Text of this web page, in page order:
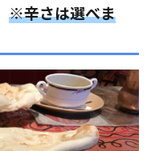
※辛さは選べま